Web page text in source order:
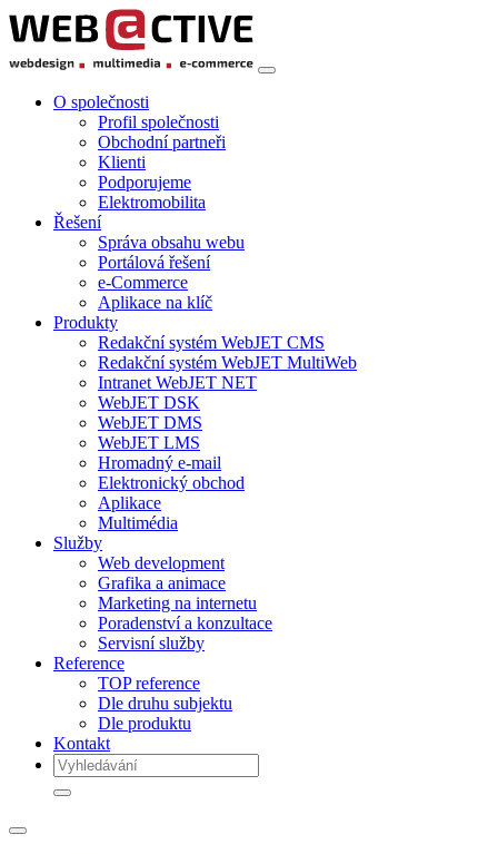
O společnosti
Profil společnosti
Obchodní partneři
Klienti
Podporujeme
Elektromobilita
Řešení
Správa obsahu webu
Portálová řešení
e-Commerce
Aplikace na klíč
Produkty
Redakční systém WebJET CMS
Redakční systém WebJET MultiWeb
Intranet WebJET NET
WebJET DSK
WebJET DMS
WebJET LMS
Hromadný e-mail
Elektronický obchod
Aplikace
Multimédia
Služby
Web development
Grafika a animace
Marketing na internetu
Poradenství a konzultace
Servisní služby
Reference
TOP reference
Dle druhu subjektu
Dle produktu
Kontakt